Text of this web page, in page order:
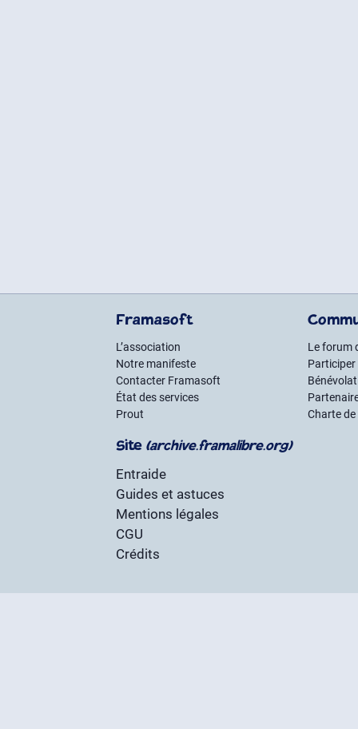
Framasoft
L’association
Notre manifeste
Contacter Framasoft
État des services
Prout
Le forum
Participer
Charte
Site (archive.framalibre.org)
Entraide
Guides et astuces
Mentions légales
CGU
Crédits